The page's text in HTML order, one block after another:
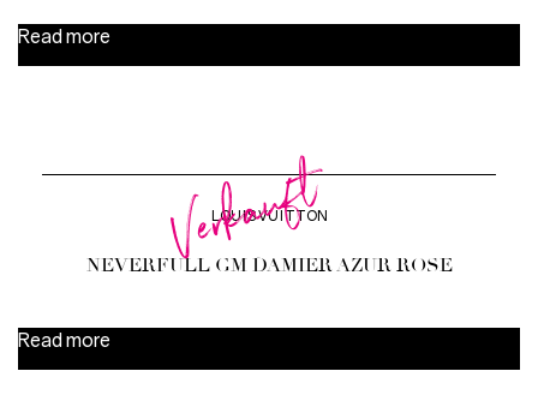
Read more
Verkauft
LOUIS VUITTON
NEVERFULL GM DAMIER AZUR ROSE
Read more